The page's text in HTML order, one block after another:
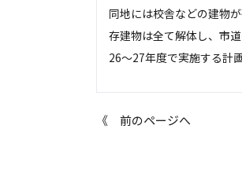
同地には校舎などの建物
存建物は全て解体し、市
26～27年度で実施する計画
《 前のページへ